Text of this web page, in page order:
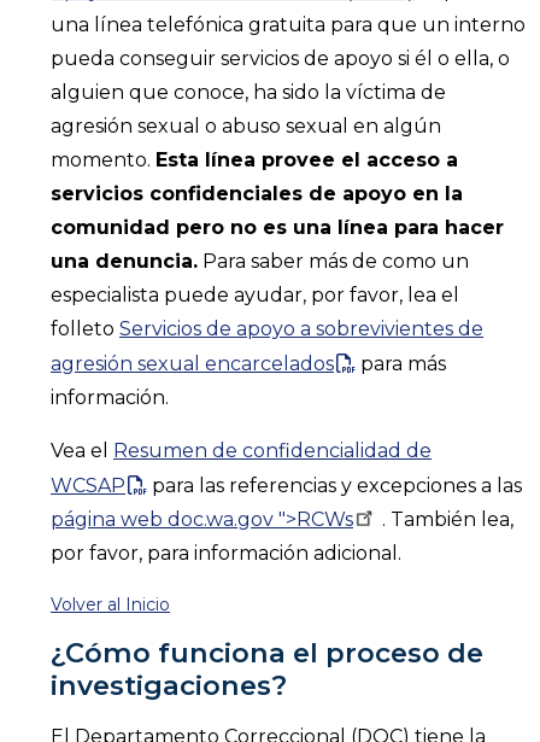
una línea telefónica gratuita para que un interno
pueda conseguir servicios de apoyo si él o ella, o
alguien que conoce, ha sido la víctima de
agresión sexual o abuso sexual en algún
momento. Esta línea provee el acceso a
servicios confidenciales de apoyo en la
comunidad pero no es una línea para hacer
una denuncia. Para saber más de como un
especialista puede ayudar, por favor, lea el
folleto Servicios de apoyo a sobrevivientes de
agresión sexual encarcelados
para más
información.
Vea el Resumen de confidencialidad de
WCSAP
para las referencias y excepciones a las
página web doc.wa.gov ">RCWs
. También lea,
por favor, para información adicional.
Volver al Inicio
¿Cómo funciona el proceso de
investigaciones?
El Departamento Correccional (DOC) tiene la